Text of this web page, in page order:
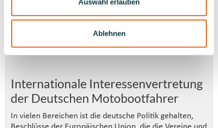
Ablehnen
Wasserstraßen gehört werden. Die Kontakte zur
langjährigen, vertrauensvollen Zusammenarbeit auf
allen Ebenen beruhen, sind ein Forum für den Verband,
die Interessen der Mitglieder darzulegen.
Internationale Interessenvertretung
der Deutschen Motobootfahrer
In vielen Bereichen ist die deutsche Politik gehalten,